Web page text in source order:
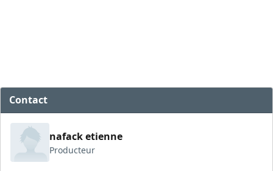
Contact
nafack etienne
Producteur